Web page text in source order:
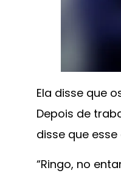
Ela disse que
Depois de
disse que
“Ringo, no